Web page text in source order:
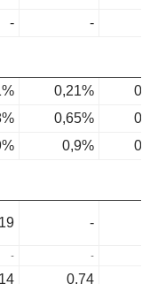
- -
0,21%
0,65%
0,9%
-
- -
0,74